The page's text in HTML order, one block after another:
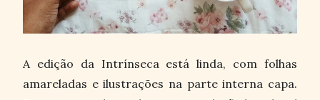
A edição da Intrínseca está linda, com folhas
amareladas e ilustrações na parte interna capa.